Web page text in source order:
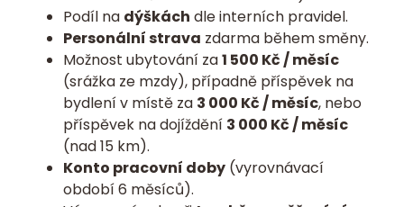
Podíl na dýškách dle interních pravidel.
Personální strava zdarma během směny.
Možnost ubytování za1 500 Kč / měsíc
(srážka ze mzdy), případně příspěvek na
bydlení v místě za 3 000 Kč / měsíc, nebo
příspěvek na dojíždění 3 000 Kč / měsíc
(nad 15 km).
Konto pracovní doby (vyrovnávací
období 6 měsíců).